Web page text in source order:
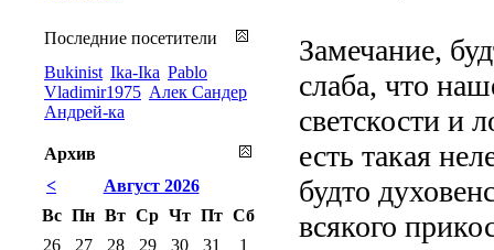
Замечание,
слаба, что
светскости и
есть такая
будто
всякого
Последние посетители
Bukinist Ika-Ika Pablo
Vladimir1975 Алек Сандер
Андрей-ка
Архив
<
Август 2026
Вс Пн Вт Ср Чт Пт Сб
26
27 28 29 30 31
1